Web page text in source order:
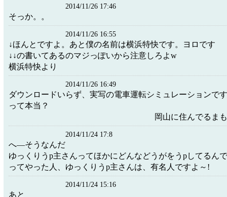
2014/11/26 17:46
そっか。。
2014/11/26 16:55
↓ほんとですよ。あと僕の名前は横浜特快です。ヨロです
↓↓の書いてあるのマジっぽいから注意しろよw
横浜特快より
2014/11/26 16:49
ダウンロードいらず、実写の電車運転シミュレーションです
って本当？
岡山に住んでるまもじゅ
2014/11/24 17:8
へ―そうなんだ
ゆっくりうp主さんってほかにどんなどうがをうpしてるん
ってやった人、ゆっくりうp主さんは、有名人ですよ～!
2014/11/24 15:16
あと